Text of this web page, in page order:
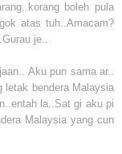
boleh pula
atas tuh..Amacam?
je..
Aku pun sama ar..
letak bendera Malaysia
la..Sat gi aku pi
Malaysia yang cun